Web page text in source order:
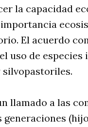
la capacidad
El acuerdo
uso de
silvopastoriles.
llamado a las